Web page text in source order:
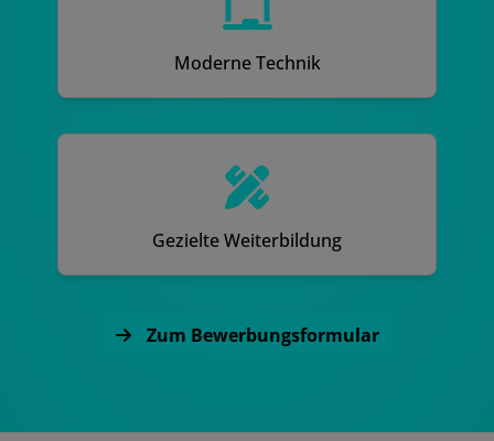
Moderne Technik
Gezielte Weiterbildung
Zum Bewerbungsformular